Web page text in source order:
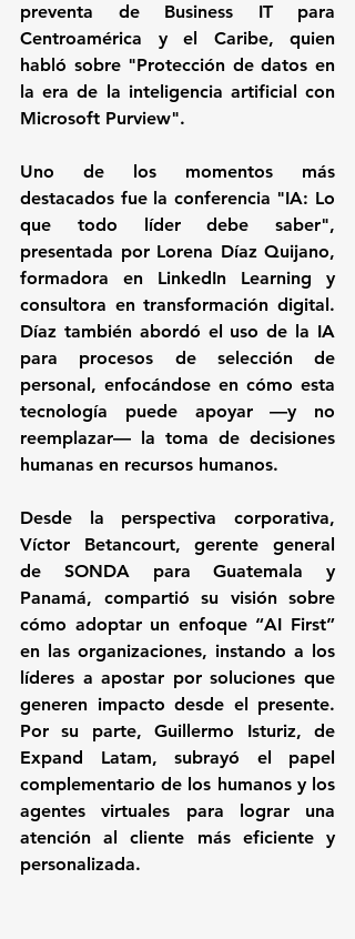
preventa de Business IT para
Centroamérica y el Caribe, quien
habló sobre "Protección de datos en
la era de la inteligencia artificial con
Microsoft Purview".
Uno de los momentos más
destacados fue la conferencia "IA: Lo
que todo líder debe saber",
presentada por Lorena Díaz Quijano,
formadora en LinkedIn Learning y
consultora en transformación digital.
Díaz también abordó el uso de la IA
para procesos de selección de
personal, enfocándose en cómo esta
tecnología puede apoyar —y no
reemplazar— la toma de decisiones
humanas en recursos humanos.
Desde la perspectiva corporativa,
Víctor Betancourt, gerente general
de SONDA para Guatemala y
Panamá, compartió su visión sobre
cómo adoptar un enfoque “AI First”
en las organizaciones, instando a los
líderes a apostar por soluciones que
generen impacto desde el presente.
Por su parte, Guillermo Isturiz, de
Expand Latam, subrayó el papel
complementario de los humanos y los
agentes virtuales para lograr una
atención al cliente más eficiente y
personalizada.